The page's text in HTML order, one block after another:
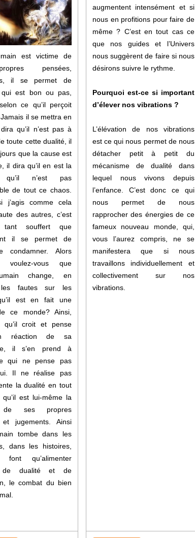
est victime de
pensées,
il se permet de
est bon ou pas,
ce qu’il perçoit
il se mettra en
qu’il n’est pas à
toute cette dualité, il
que la cause est
il dira qu’il en est la
qu’il n’est pas
de tout ce chaos.
j’agis comme cela
des autres, c’est
souffert que
il se permet de
condamner. Alors
voulez-vous que
change, en
les fautes sur les
est en fait une
ce monde? Ainsi,
qu’il croit et pense
réaction de sa
il s’en prend à
qui ne pense pas
Il ne réalise pas
la dualité en tout
est lui-même la
de ses propres
et jugements. Ainsi
tombe dans les
dans les histoires,
qu’alimenter
de dualité et de
le combat du bien
augmentent intensément et si
nous en profitions pour faire de
même ? C’est en tout cas ce
que nos guides et l’Univers
nous suggèrent de faire si nous
désirons suivre le rythme.
Pourquoi est-ce si important
d’élever nos vibrations ?
L’élévation de nos vibrations
est ce qui nous permet de nous
détacher petit à petit du
mécanisme de dualité dans
lequel nous vivons depuis
l’enfance. C’est donc ce qui
nous permet de nous
rapprocher des énergies de ce
fameux nouveau monde, qui,
vous l’aurez compris, ne se
manifestera que si nous
travaillons individuellement et
collectivement sur nos
vibrations.